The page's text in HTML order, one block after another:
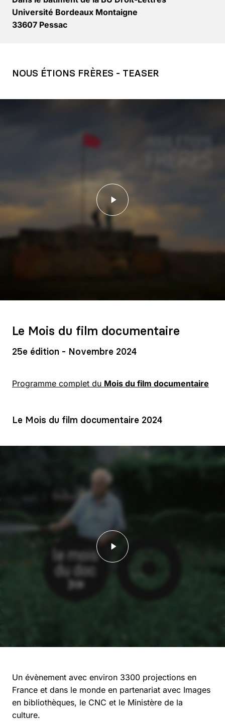
Université Bordeaux Montaigne
33607 Pessac
NOUS ÉTIONS FRÈRES - TEASER
Lancer la vidéo - Video
Le Mois du film documentaire
25e édition - Novembre 2024
Programme complet du Mois du film documentaire
Le Mois du film documentaire 2024
Lancer la vidéo - Video
Un évènement avec environ 3300 projections en
France et dans le monde en partenariat avec Images
en bibliothèques, le CNC et le Ministère de la
culture.